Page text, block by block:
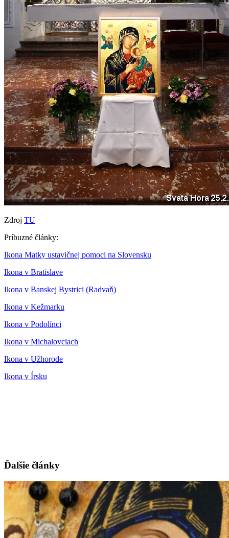
Zdroj TU
Príbuzné články:
Ikona Matky ustavičnej pomoci na Slovensku
Ikona v Bratislave
Ikona v Banskej Bystrici (Radvaň)
Ikona v Kežmarku
Ikona v Podolínci
Ikona v Michalovciach
Ikona v Užhorode
Ikona v Írsku
Ďalšie články